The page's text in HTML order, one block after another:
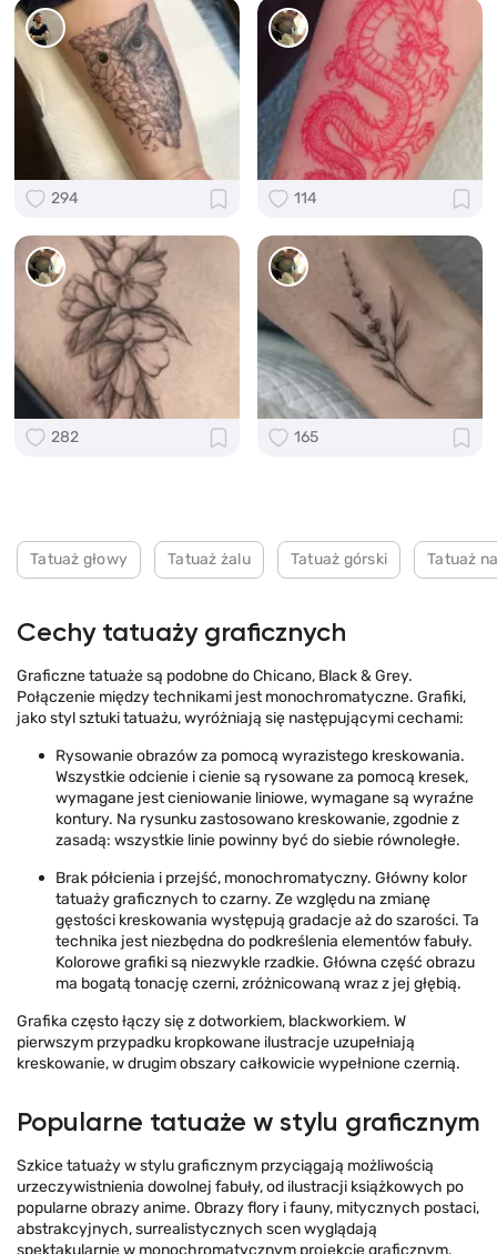
294 114
282 165
Tatuaż głowy Tatuaż żalu Tatuaż górski Tatuaż
Cechy tatuaży graficznych
Graficzne tatuaże są podobne do Chicano, Black & Grey.
Połączenie między technikami jest monochromatyczne. Grafiki,
jako styl sztuki tatuażu, wyróżniają się następującymi cechami:
Rysowanie obrazów za pomocą wyrazistego kreskowania.
Wszystkie odcienie i cienie są rysowane za pomocą kresek,
wymagane jest cieniowanie liniowe, wymagane są wyraźne
kontury. Na rysunku zastosowano kreskowanie, zgodnie z
zasadą: wszystkie linie powinny być do siebie równoległe.
Brak półcienia i przejść, monochromatyczny. Główny kolor
tatuaży graficznych to czarny. Ze względu na zmianę
gęstości kreskowania występują gradacje aż do szarości. Ta
technika jest niezbędna do podkreślenia elementów fabuły.
Kolorowe grafiki są niezwykle rzadkie. Główna część obrazu
ma bogatą tonację czerni, zróżnicowaną wraz z jej głębią.
Grafika często łączy się z dotworkiem, blackworkiem. W
pierwszym przypadku kropkowane ilustracje uzupełniają
kreskowanie, w drugim obszary całkowicie wypełnione czernią.
Popularne tatuaże w stylu graficznym
Szkice tatuaży w stylu graficznym przyciągają możliwością
urzeczywistnienia dowolnej fabuły, od ilustracji książkowych po
popularne obrazy anime. Obrazy flory i fauny, mitycznych postaci,
abstrakcyjnych, surrealistycznych scen wyglądają
spektakularnie w monochromatycznym projekcie graficznym.